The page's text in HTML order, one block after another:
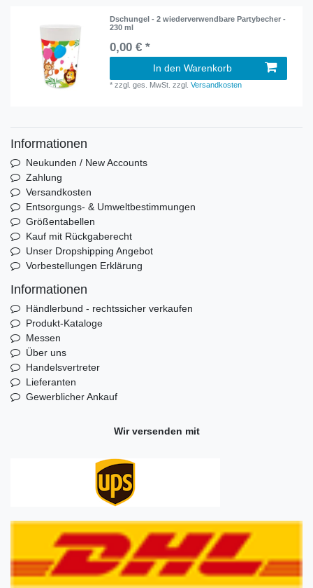
Dschungel - 2 wiederverwendbare Partybecher -
230 ml
0,00 € *
In den Warenkorb
*zzgl. ges. MwSt. zzgl.Versandkosten
Informationen
Neukunden / New Accounts
Zahlung
Versandkosten
Entsorgungs- & Umweltbestimmungen
Größentabellen
Kauf mit Rückgaberecht
Unser Dropshipping Angebot
Vorbestellungen Erklärung
Informationen
Händlerbund - rechtssicher verkaufen
Produkt-Kataloge
Messen
Über uns
Handelsvertreter
Lieferanten
Gewerblicher Ankauf
Wir versenden mit